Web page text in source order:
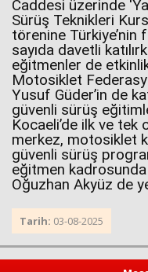
Caddesi üzerinde
Sürüş Teknikleri
törenine Türkiye’nin
sayıda davetli
eğitmenler de
Motosiklet
Yusuf Güder’in de
güvenli sürüş
Kocaeli’de ilk ve tek
merkez, motosiklet
güvenli sürüş
eğitmen kadrosunda
Oğuzhan Akyüz de
Tarih: 03-08-2025